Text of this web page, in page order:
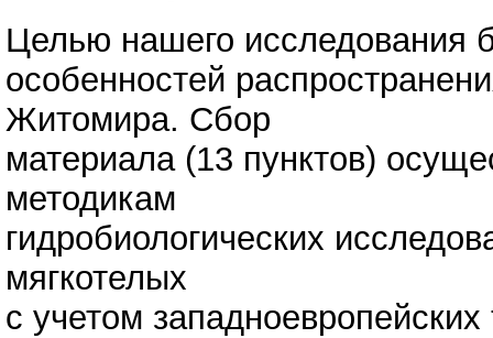
Целью нашего исследования
особенностей
Житомира. Сбор
материала (13 пунктов)
методикам
гидробиологических
мягкотелых
с учетом